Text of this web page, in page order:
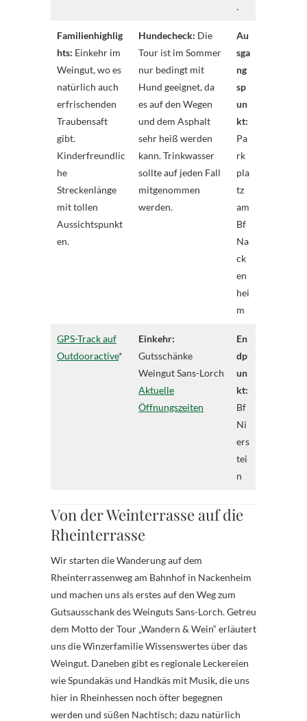
.
Familienhighlig
hts: Einkehr im
Weingut, wo es
natürlich auch
erfrischenden
Traubensaft
gibt.
Kinderfreundlic
he
Streckenlänge
mit tollen
Aussichtspunkt
en.
Hundecheck: Die
Tour ist im Sommer
nur bedingt mit
Hund geeignet, da
es auf den Wegen
und dem Asphalt
sehr heiß werden
kann. Trinkwasser
sollte auf jeden Fall
mitgenommen
werden.
Au
sga
ng
sp
un
kt:
Pa
rk
pla
tz
am
Bf
Na
ck
en
hei
m
GPS-Track auf
Outdooractive*
Einkehr:
Gutsschänke
Weingut Sans-Lorch
Aktuelle
Öffnungszeiten
En
dp
un
kt:
Bf
Ni
ers
tei
n
Von der Weinterrasse auf die
Rheinterrasse
Wir starten die Wanderung auf dem
Rheinterrassenweg am Bahnhof in Nackenheim
und machen uns als erstes auf den Weg zum
Gutsausschank des Weinguts Sans-Lorch. Getreu
dem Motto der Tour „Wandern & Wein“ erläutert
uns die Winzerfamilie Wissenswertes über das
Weingut. Daneben gibt es regionale Leckereien
wie Spundakäs und Handkäs mit Musik, die uns
hier in Rheinhessen noch öfter begegnen
werden und süßen Nachtisch; dazu natürlich